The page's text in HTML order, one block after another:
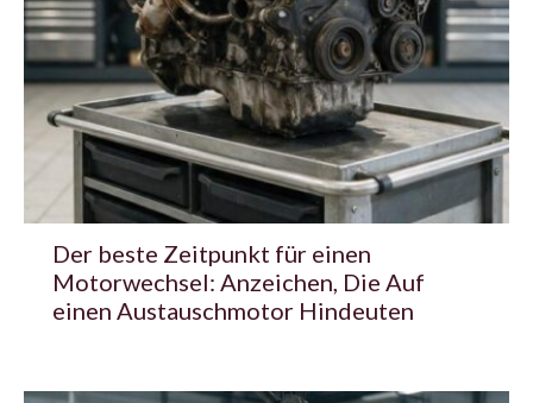
Der beste Zeitpunkt für einen
Motorwechsel: Anzeichen, Die Auf
einen Austauschmotor Hindeuten